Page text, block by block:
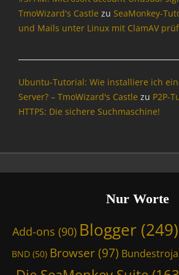
e
n
e
y
S
t
a
l
,
TmoWizard's Castle zu SeaMonkey-
und Mails unter Linux mit ClamAV
Ubuntu-Tutorial: Wie installiere ich
Server? – TmoWizard's Castle zu P2P-
HTTPS: Die sichere Suchmaschine!
Nur Worte
Add-ons (90) Blogger (249)
BND (50) Browser (97)